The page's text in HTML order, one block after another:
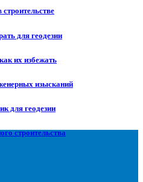
для геодезии
их избежать
изысканий
для геодезии
строительства